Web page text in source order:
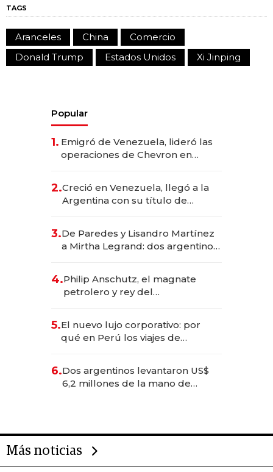
TAGS
Aranceles China
Comercio
Donald Trump
Estados Unidos Xi Jinping
Popular
1. Emigró de Venezuela, lideró las
operaciones de Chevron en
2.Creció en Venezuela, llegó a la
Argentina con su título de
las marcas "fast premium"
3.De Paredes y Lisandro Martínez
a Mirtha Legrand: dos argentinos
4.Philip Anschutz, el magnate
petrolero y rey del
Fénix
5.El nuevo lujo corporativo: por
qué en Perú los viajes de
para convertirse en experiencias
transformadoras
6.Dos argentinos levantaron US$
6,2 millones de la mano de
Más noticias